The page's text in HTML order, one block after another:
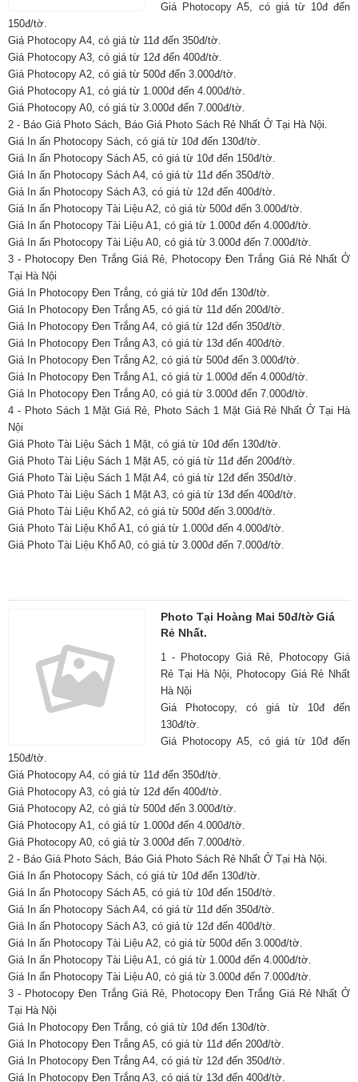
Giá Photocopy A5, có giá từ 10đ đến
150đ/tờ.
Giá Photocopy A4, có giá từ 11đ đến 350đ/tờ.
Giá Photocopy A3, có giá từ 12đ đến 400đ/tờ.
Giá Photocopy A2, có giá từ 500đ đến 3.000đ/tờ.
Giá Photocopy A1, có giá từ 1.000đ đến 4.000đ/tờ.
Giá Photocopy A0, có giá từ 3.000đ đến 7.000đ/tờ.
2 - Báo Giá Photo Sách, Báo Giá Photo Sách Rẻ Nhất Ở Tại Hà Nội.
Giá In ấn Photocopy Sách, có giá từ 10đ đến 130đ/tờ.
Giá In ấn Photocopy Sách A5, có giá từ 10đ đến 150đ/tờ.
Giá In ấn Photocopy Sách A4, có giá từ 11đ đến 350đ/tờ.
Giá In ấn Photocopy Sách A3, có giá từ 12đ đến 400đ/tờ.
Giá In ấn Photocopy Tài Liệu A2, có giá từ 500đ đến 3.000đ/tờ.
Giá In ấn Photocopy Tài Liệu A1, có giá từ 1.000đ đến 4.000đ/tờ.
Giá In ấn Photocopy Tài Liệu A0, có giá từ 3.000đ đến 7.000đ/tờ.
3 - Photocopy Đen Trắng Giá Rẻ, Photocopy Đen Trắng Giá Rẻ Nhất Ở
Tại Hà Nội
Giá In Photocopy Đen Trắng, có giá từ 10đ đến 130đ/tờ.
Giá In Photocopy Đen Trắng A5, có giá từ 11đ đến 200đ/tờ.
Giá In Photocopy Đen Trắng A4, có giá từ 12đ đến 350đ/tờ.
Giá In Photocopy Đen Trắng A3, có giá từ 13đ đến 400đ/tờ.
Giá In Photocopy Đen Trắng A2, có giá từ 500đ đến 3.000đ/tờ.
Giá In Photocopy Đen Trắng A1, có giá từ 1.000đ đến 4.000đ/tờ.
Giá In Photocopy Đen Trắng A0, có giá từ 3.000đ đến 7.000đ/tờ.
4 - Photo Sách 1 Mặt Giá Rẻ, Photo Sách 1 Mặt Giá Rẻ Nhất Ở Tại Hà
Nội
Giá Photo Tài Liệu Sách 1 Mặt, có giá từ 10đ đến 130đ/tờ.
Giá Photo Tài Liệu Sách 1 Mặt A5, có giá từ 11đ đến 200đ/tờ.
Giá Photo Tài Liệu Sách 1 Mặt A4, có giá từ 12đ đến 350đ/tờ.
Giá Photo Tài Liệu Sách 1 Mặt A3, có giá từ 13đ đến 400đ/tờ.
Giá Photo Tài Liệu Khổ A2, có giá từ 500đ đến 3.000đ/tờ.
Giá Photo Tài Liệu Khổ A1, có giá từ 1.000đ đến 4.000đ/tờ.
Giá Photo Tài Liệu Khổ A0, có giá từ 3.000đ đến 7.000đ/tờ.
Photo Tại Hoàng Mai 50đ/tờ Giá
Rẻ Nhất.
1 - Photocopy Giá Rẻ, Photocopy Giá
Rẻ Tại Hà Nội, Photocopy Giá Rẻ Nhất
Hà Nội
Giá Photocopy, có giá từ 10đ đến
130đ/tờ.
Giá Photocopy A5, có giá từ 10đ đến
150đ/tờ.
Giá Photocopy A4, có giá từ 11đ đến 350đ/tờ.
Giá Photocopy A3, có giá từ 12đ đến 400đ/tờ.
Giá Photocopy A2, có giá từ 500đ đến 3.000đ/tờ.
Giá Photocopy A1, có giá từ 1.000đ đến 4.000đ/tờ.
Giá Photocopy A0, có giá từ 3.000đ đến 7.000đ/tờ.
2 - Báo Giá Photo Sách, Báo Giá Photo Sách Rẻ Nhất Ở Tại Hà Nội.
Giá In ấn Photocopy Sách, có giá từ 10đ đến 130đ/tờ.
Giá In ấn Photocopy Sách A5, có giá từ 10đ đến 150đ/tờ.
Giá In ấn Photocopy Sách A4, có giá từ 11đ đến 350đ/tờ.
Giá In ấn Photocopy Sách A3, có giá từ 12đ đến 400đ/tờ.
Giá In ấn Photocopy Tài Liệu A2, có giá từ 500đ đến 3.000đ/tờ.
Giá In ấn Photocopy Tài Liệu A1, có giá từ 1.000đ đến 4.000đ/tờ.
Giá In ấn Photocopy Tài Liệu A0, có giá từ 3.000đ đến 7.000đ/tờ.
3 - Photocopy Đen Trắng Giá Rẻ, Photocopy Đen Trắng Giá Rẻ Nhất Ở
Tại Hà Nội
Giá In Photocopy Đen Trắng, có giá từ 10đ đến 130đ/tờ.
Giá In Photocopy Đen Trắng A5, có giá từ 11đ đến 200đ/tờ.
Giá In Photocopy Đen Trắng A4, có giá từ 12đ đến 350đ/tờ.
Giá In Photocopy Đen Trắng A3, có giá từ 13đ đến 400đ/tờ.